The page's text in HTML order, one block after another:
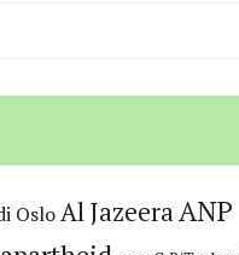
Oslo Al JazeeraANP